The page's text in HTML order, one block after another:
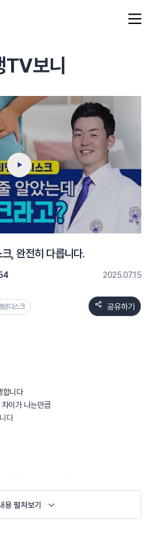
#척추압박골절
증 #목디스크
TV보니
, 완전히 다릅니다.
2025.07.15
성디스크 공유하기
합니다
이가 나는만큼
다
들어가는 단어가 있죠
용 펼쳐보기